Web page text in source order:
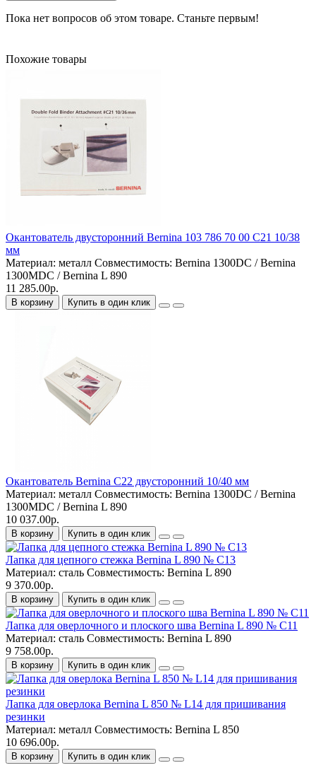
Пока нет вопросов об этом товаре. Станьте первым!
Похожие товары
Окантователь двусторонний Bernina 103 786 70 00 C21 10/38
мм
Материал: металл Совместимость: Bernina 1300DC / Bernina
1300MDC / Bernina L 890
11 285.00р.
В корзину Купить в один клик
Окантователь Bernina C22 двусторонний 10/40 мм
Материал: металл Совместимость: Bernina 1300DC / Bernina
1300MDC / Bernina L 890
10 037.00р.
В корзину Купить в один клик
Лапка для цепного стежка Bernina L 890 № C13
Материал: сталь Совместимость: Bernina L 890
9 370.00р.
В корзину Купить в один клик
Лапка для оверлочного и плоского шва Bernina L 890 № C11
Материал: сталь Совместимость: Bernina L 890
9 758.00р.
В корзину Купить в один клик
Лапка для оверлока Bernina L 850 № L14 для пришивания
резинки
Материал: металл Совместимость: Bernina L 850
10 696.00р.
В корзину Купить в один клик